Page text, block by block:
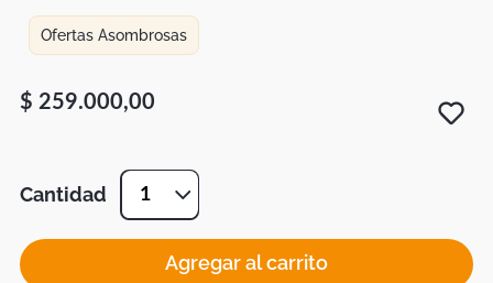
Ofertas Asombrosas
$ 259.000,00
Cantidad 1
Agregar al carrito